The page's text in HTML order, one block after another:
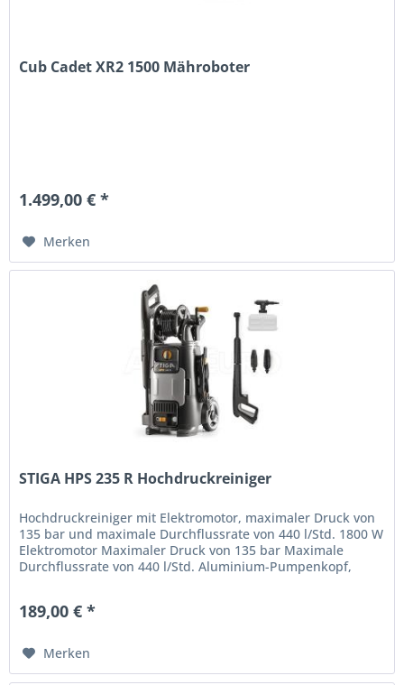
Cub Cadet XR2 1500 Mähroboter
1.499,00 € *
Merken
STIGA HPS 235 R Hochdruckreiniger
Hochdruckreiniger mit Elektromotor, maximaler Druck von
135 bar und maximale Durchflussrate von 440 l/Std. 1800 W
Elektromotor Maximaler Druck von 135 bar Maximale
Durchflussrate von 440 l/Std. Aluminium-Pumpenkopf,
189,00 € *
Merken